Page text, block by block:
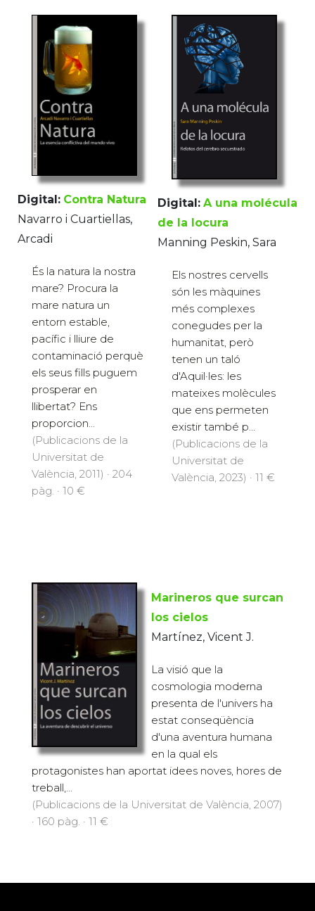
Digital: Contra Natura
Navarro i Cuartiellas,
Arcadi
És la natura la nostra
mare? Procura la
mare natura un
entorn estable,
pacífic i lliure de
contaminació perquè
els seus fills puguem
prosperar en
llibertat? Ens
proporcion...
(Publicacions de la
Universitat de
València, 2011) · 204
pàg. · 10 €
Digital: A una molécula
de la locura
Manning Peskin, Sara
Els nostres cervells
són les màquines
més complexes
conegudes per la
humanitat, però
tenen un taló
d'Aquil·les: les
mateixes molècules
que ens permeten
existir també p...
(Publicacions de la
Universitat de
València, 2023) · 11 €
Marineros que surcan
los cielos
Martínez, Vicent J.
La visió que la
cosmologia moderna
presenta de l'univers ha
estat conseqüència
d'una aventura humana
en la qual els
protagonistes han aportat idees noves, hores de
treball,...
(Publicacions de la Universitat de València, 2007)
· 160 pàg. · 11 €